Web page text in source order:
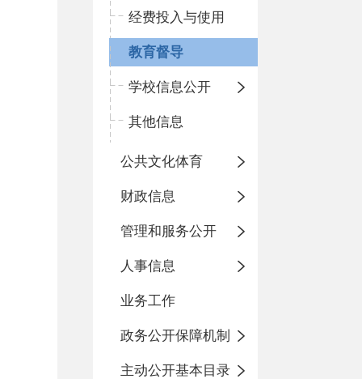
经费投入与使用
教育督导
学校信息公开
其他信息
公共文化体育
财政信息
管理和服务公开
人事信息
业务工作
政务公开保障机制
主动公开基本目录